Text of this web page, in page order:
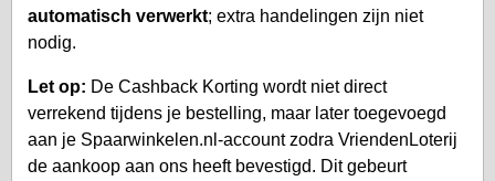
automatisch verwerkt; extra handelingen zijn niet
nodig.
Let op: De Cashback Korting wordt niet direct
verrekend tijdens je bestelling, maar later toegevoegd
aan je Spaarwinkelen.nl-accountzodra VriendenLoterij
de aankoop aan ons heeft bevestigd. Dit gebeurt